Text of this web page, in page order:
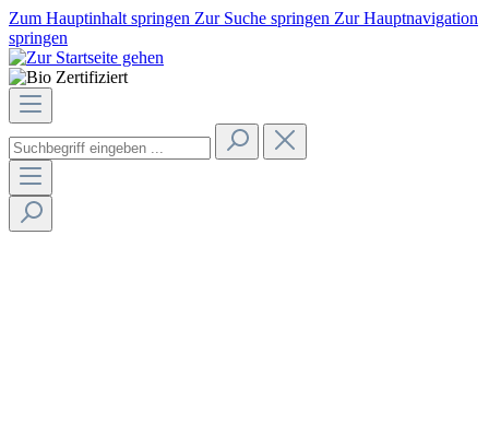
Zum Hauptinhalt springen Zur Suche springen Zur Hauptnavigation
springen